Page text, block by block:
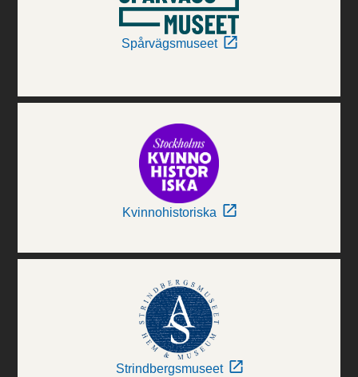
Spårvägsmuseet
Kvinnohistoriska
Strindbergsmuseet